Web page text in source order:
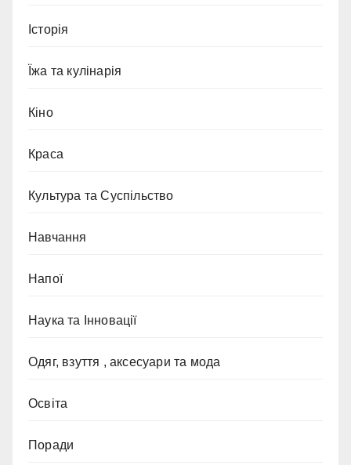
Історія
Їжа та кулінарія
Кіно
Краса
Культура та Суспільство
Навчання
Напої
Наука та Інновації
Одяг, взуття , аксесуари та мода
Освіта
Поради